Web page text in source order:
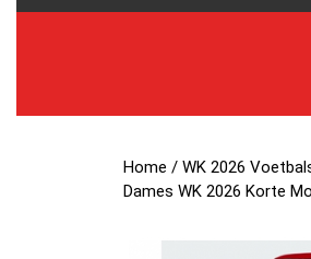
Home /WK 2026
Dames WK 2026 Korte